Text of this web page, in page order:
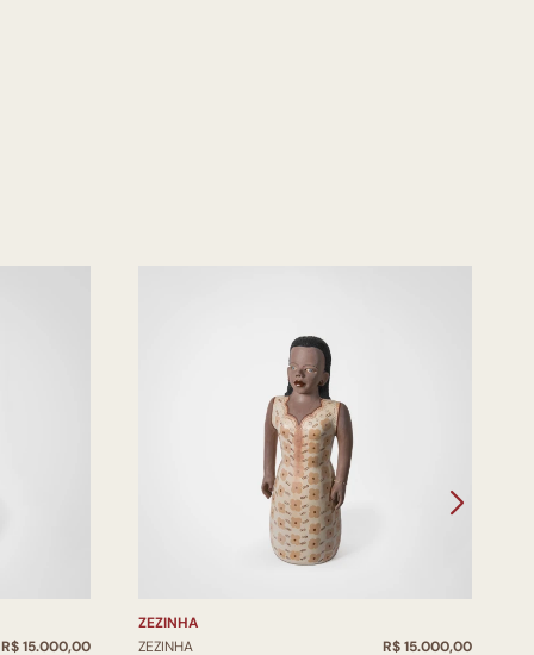
R$ 15.000,00
ZEZINHA
ZEZINHA
R$ 15.000,00